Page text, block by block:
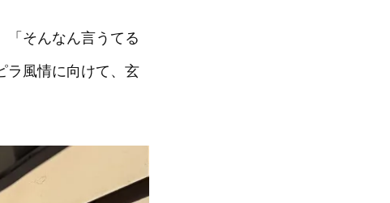
「そんなん言うてる
ラ風情に向けて、玄